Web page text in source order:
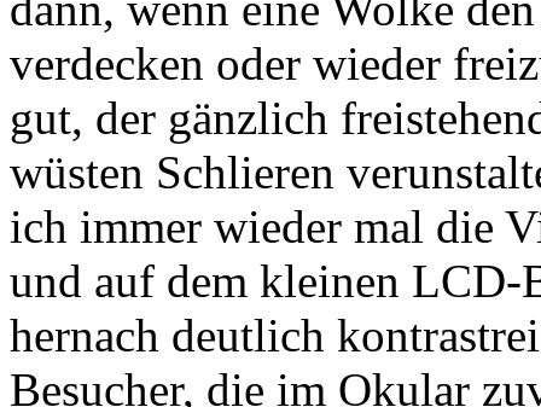
verdecken oder wieder
gut, der gänzlich
wüsten Schlieren
ich immer wieder mal die
und auf dem kleinen LCD-
hernach deutlich
Besucher, die im Okular